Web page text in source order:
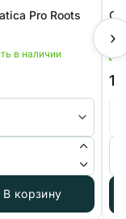
Pro Roots
в наличии
товара Terra
В корзину
›